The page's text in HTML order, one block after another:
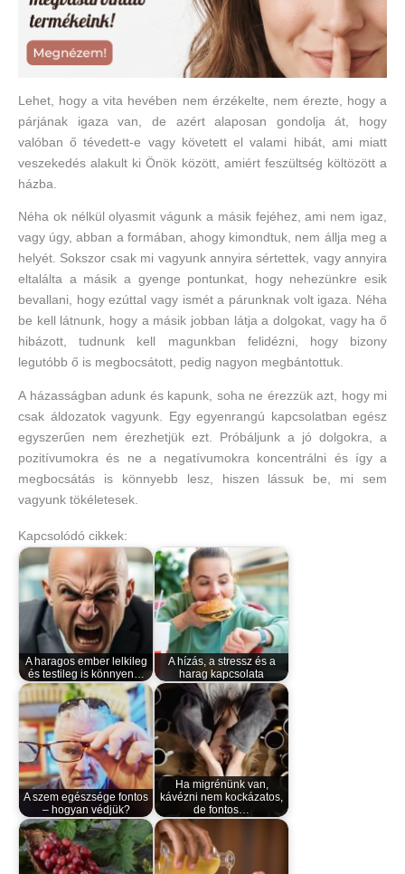
Lehet, hogy a vita hevében nem érzékelte, nem érezte, hogy a
párjának igaza van, de azért alaposan gondolja át, hogy
valóban ő tévedett-e vagy követett el valami hibát, ami miatt
veszekedés alakult ki Önök között, amiért feszültség költözött a
házba.
Néha ok nélkül olyasmit vágunk a másik fejéhez, ami nem igaz,
vagy úgy, abban a formában, ahogy kimondtuk, nem állja meg a
helyét. Sokszor csak mi vagyunk annyira sértettek, vagy annyira
eltalálta a másik a gyenge pontunkat, hogy nehezünkre esik
bevallani, hogy ezúttal vagy ismét a párunknak volt igaza. Néha
be kell látnunk, hogy a másik jobban látja a dolgokat, vagy ha ő
hibázott, tudnunk kell magunkban felidézni, hogy bizony
legutóbb ő is megbocsátott, pedig nagyon megbántottuk.
A házasságban adunk és kapunk, soha ne érezzük azt, hogy mi
csak áldozatok vagyunk. Egy egyenrangú kapcsolatban egész
egyszerűen nem érezhetjük ezt. Próbáljunk a jó dolgokra, a
pozitívumokra és ne a negatívumokra koncentrálni és így a
megbocsátás is könnyebb lesz, hiszen lássuk be, mi sem
vagyunk tökéletesek.
Kapcsolódó cikkek:
A haragos ember lelkileg
és testileg is könnyen…
A hízás, a stressz és a
harag kapcsolata
A szem egészsége fontos
– hogyan védjük?
Ha migrénünk van,
kávézni nem kockázatos,
de fontos…